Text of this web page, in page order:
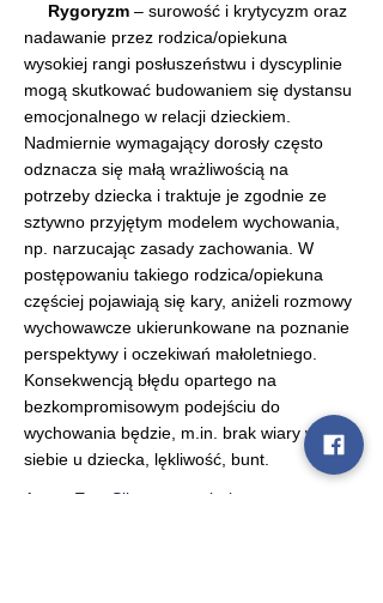
Rygoryzm – surowość i krytycyzm oraz
nadawanie przez rodzica/opiekuna
wysokiej rangi posłuszeństwu i dyscyplinie
mogą skutkować budowaniem się dystansu
emocjonalnego w relacji dzieckiem.
Nadmiernie wymagający dorosły często
odznacza się małą wrażliwością na
potrzeby dziecka i traktuje je zgodnie ze
sztywno przyjętym modelem wychowania,
np. narzucając zasady zachowania. W
postępowaniu takiego rodzica/opiekuna
częściej pojawiają się kary, aniżeli rozmowy
wychowawcze ukierunkowane na poznanie
perspektywy i oczekiwań małoletniego.
Konsekwencją błędu opartego na
bezkompromisowym podejściu do
wychowania będzie, m.in . brak wiary w
siebie u dziecka, lękliwość, bunt.
Autor: Ewa Sikora - psycholog,